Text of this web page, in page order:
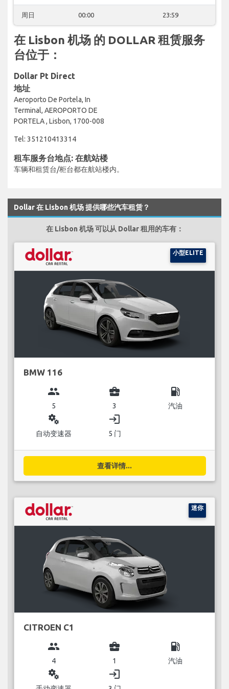
周日 00:00 23:59
在 Lisbon 机场 的 DOLLAR 租赁服务
台位于：
Dollar Pt Direct
地址
Aeroporto De Portela, In
Terminal, AEROPORTO DE
PORTELA , Lisbon, 1700-008
Tel: 351210413314
租车服务台地点: 在航站楼
车辆和租赁台/柜台都在航站楼内。
Dollar 在 Lisbon 机场 提供哪些汽车租赁？
在 Lisbon 机场 可以从 Dollar 租用的车有：
小型ELITE
BMW 116
group
5
business_center
3
local_gas_station
汽油
miscellaneous_services
自动变速器
login
5 门
查看详情...
迷你
CITROEN C1
group
4
business_center
1
local_gas_station
汽油
miscellaneous_services login